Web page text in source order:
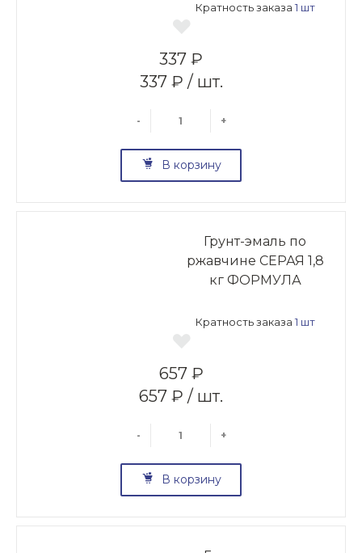
Кратность заказа 1 шт
337 ₽
337 ₽ / шт.
- +
В корзину
Грунт-эмаль по
ржавчине СЕРАЯ 1,8
кг ФОРМУЛА
Кратность заказа 1 шт
657 ₽
657 ₽ / шт.
- +
В корзину